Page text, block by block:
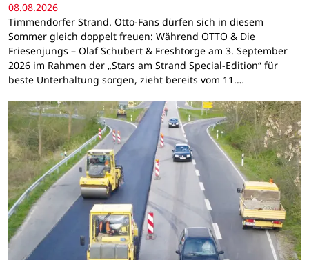
08.08.2026
Timmendorfer Strand. Otto-Fans dürfen sich in diesem
Sommer gleich doppelt freuen: Während OTTO & Die
Friesenjungs – Olaf Schubert & Freshtorge am 3. September
2026 im Rahmen der „Stars am Strand Special-Edition“ für
beste Unterhaltung sorgen, zieht bereits vom 11.…